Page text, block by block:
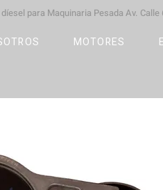
para Maquinaria Pesada Av. Calle
MOTORES